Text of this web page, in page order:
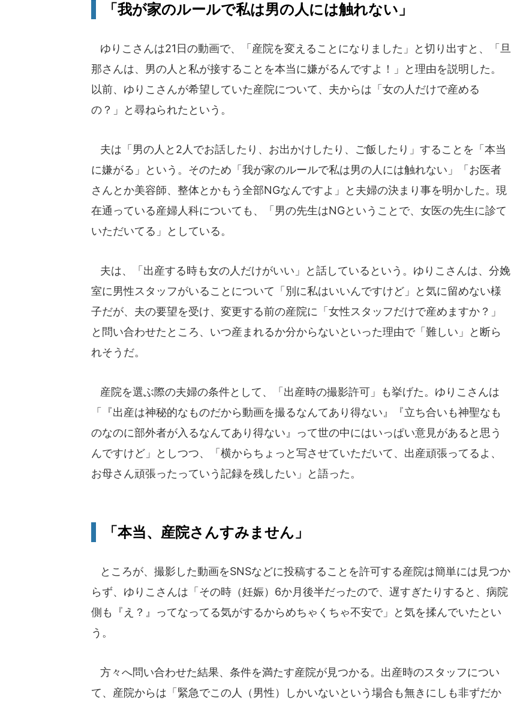
「我が家のルールで私は男の人には触れない」
ゆりこさんは21日の動画で、「産院を変えることになりました」と切り出すと、「旦
那さんは、男の人と私が接することを本当に嫌がるんですよ！」と理由を説明した。
以前、ゆりこさんが希望していた産院について、夫からは「女の人だけで産める
の？」と尋ねられたという。
夫は「男の人と2人でお話したり、お出かけしたり、ご飯したり」することを「本当
に嫌がる」という。そのため「我が家のルールで私は男の人には触れない」「お医者
さんとか美容師、整体とかもう全部NGなんですよ」と夫婦の決まり事を明かした。現
在通っている産婦人科についても、「男の先生はNGということで、女医の先生に診て
いただいてる」としている。
夫は、「出産する時も女の人だけがいい」と話しているという。ゆりこさんは、分娩
室に男性スタッフがいることについて「別に私はいいんですけど」と気に留めない様
子だが、夫の要望を受け、変更する前の産院に「女性スタッフだけで産めますか？」
と問い合わせたところ、いつ産まれるか分からないといった理由で「難しい」と断ら
れそうだ。
産院を選ぶ際の夫婦の条件として、「出産時の撮影許可」も挙げた。ゆりこさんは
「『出産は神秘的なものだから動画を撮るなんてあり得ない』『立ち合いも神聖なも
のなのに部外者が入るなんてあり得ない』って世の中にはいっぱい意見があると思う
んですけど」としつつ、「横からちょっと写させていただいて、出産頑張ってるよ、
お母さん頑張ったっていう記録を残したい」と語った。
「本当、産院さんすみません」
ところが、撮影した動画をSNSなどに投稿することを許可する産院は簡単には見つか
らず、ゆりこさんは「その時（妊娠）6か月後半だったので、遅すぎたりすると、病院
側も『え？』ってなってる気がするからめちゃくちゃ不安で」と気を揉んでいたとい
う。
方々へ問い合わせた結果、条件を満たす産院が見つかる。出産時のスタッフについ
て、産院からは「緊急でこの人（男性）しかいないという場合も無きにしも非ずだか